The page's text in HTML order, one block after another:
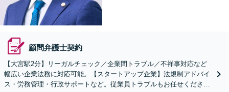
顧問弁護士契約
【大宮駅2分】リーガルチェック／企業間トラブル／不祥事対応など
幅広い企業法務に対応可能。【スタートアップ企業】法規制アドバイ
ス・労務管理・行政サポートなど。従業員トラブルもお任せくださ